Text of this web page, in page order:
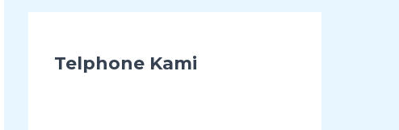
Telphone Kami